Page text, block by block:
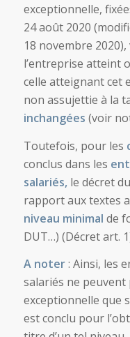
exceptionnelle,
24 août 2020
18 novembre
l’entreprise atteint
celle atteignant cet
non assujettie à la
inchangées (voir
Toutefois, pour les
conclus dans les
salariés,le décret
rapport aux textes
niveau minimal de
DUT…) (Décret art.
A noter: Ainsi, les
salariés ne peuvent
exceptionnelle que
est conclu pour